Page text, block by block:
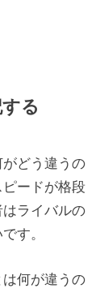
る
どう違うの
ードが格段
ライバルの
す。
何が違うの